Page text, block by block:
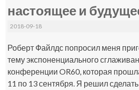
настоящее и
2018-09-18
Роберт Файлдс попросил меня
тему экспоненциального
конференции OR60, которая
11 по 13 сентября. Я решил